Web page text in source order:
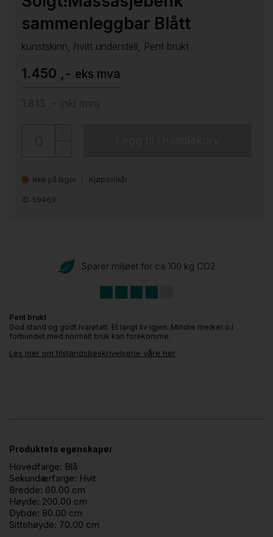
sammenleggbar Blått
kunstskinn, hvitt understell, Pent brukt
1.450 ,- eks mva
Ikke på lager Kjøpsvilkår
ID: 59469
Sparer miljøet for ca 100 kg CO2
Pent brukt
God stand og godt ivaretatt. Et langt liv igjen. Mindre merker o.l
forbundet med normalt bruk kan forekomme.
Les mer om tilstandsbeskrivelsene våre her
Produktets egenskaper
Hovedfarge: Blå
Sekundærfarge: Hvit
Bredde: 60.00 cm
Høyde: 200.00 cm
Dybde: 80.00 cm
Sittehøyde: 70.00 cm